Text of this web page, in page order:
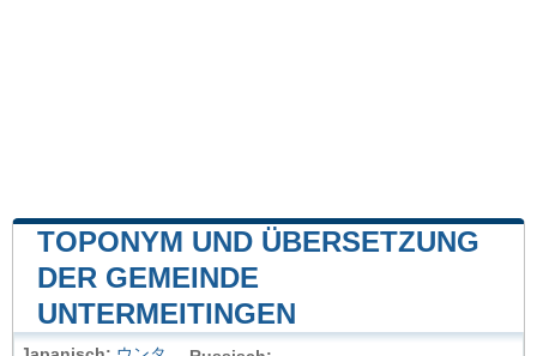
TOPONYM UND ÜBERSETZUNG
DER GEMEINDE
UNTERMEITINGEN